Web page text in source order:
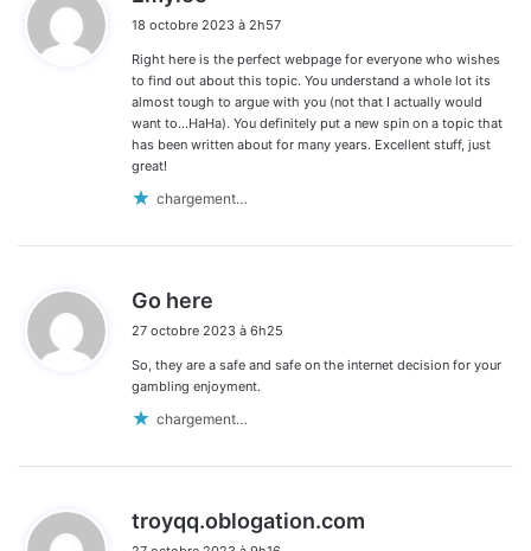
t
:
18 octobre 2023 à 2h57
Right here is the perfect webpage for everyone who wishes
to find out about this topic. You understand a whole lot its
almost tough to argue with you (not that I actually would
want to…HaHa). You definitely put a new spin on a topic that
has been written about for many years. Excellent stuff, just
great!
chargement…
Go here
t
:
27 octobre 2023 à 6h25
So, they are a safe and safe on the internet decision for your
gambling enjoyment.
chargement…
troyqq.oblogation.com